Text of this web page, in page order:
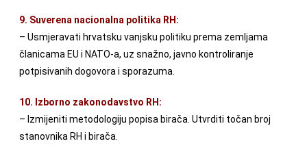
9. Suverena nacionalna politika RH:
– Usmjeravati hrvatsku vanjsku politiku prema zemljama
članicama EU i NATO-a, uz snažno, javno kontroliranje
potpisivanih dogovora i sporazuma.
10. Izborno zakonodavstvo RH:
– Izmijeniti metodologiju popisa birača. Utvrditi točan broj
stanovnika RH i birača.